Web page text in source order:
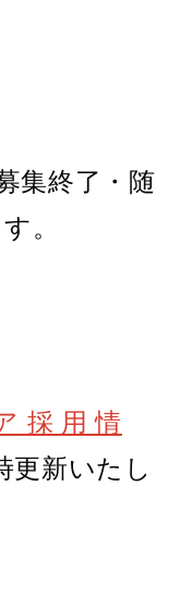
集終了・随
。
採 用 情
更新いたし